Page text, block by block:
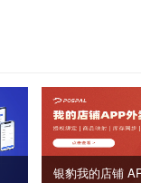
银豹我的店铺